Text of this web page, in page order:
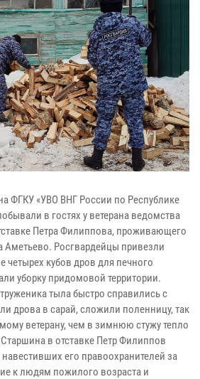
ФГКУ «УВО ВНГ России по Республике
в гостях у ветерана ведомства
Петра Филиппова, проживающего
Аметьево. Росгвардейцы привезли
четырех кубов дров для печного
уборку придомовой территории.
тыла быстро справились с
дрова в сарай, сложили поленницу, так
ветерану, чем в зимнюю стужу тепло
в отставке Петр Филиппов
его правоохранителей за
к людям пожилого возраста и